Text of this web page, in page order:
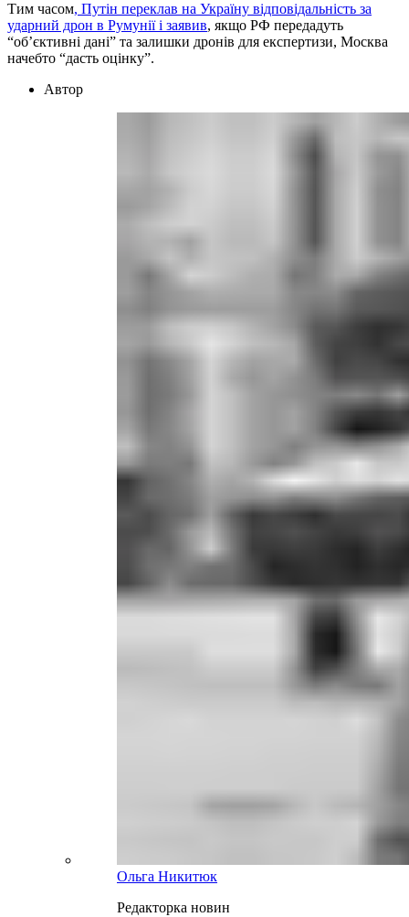
Тим часом, Путін переклав на Україну відповідальність за
ударний дрон в Румунії і заявив, якщо РФ передадуть
“обʼєктивні дані” та залишки дронів для експертизи, Москва
начебто “дасть оцінку”.
Автор
Ольга Никитюк
Редакторка новин